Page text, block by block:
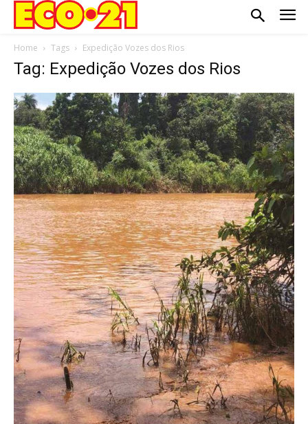
Home Tags Expedição Vozes dos Rios
Tag: Expedição Vozes dos Rios